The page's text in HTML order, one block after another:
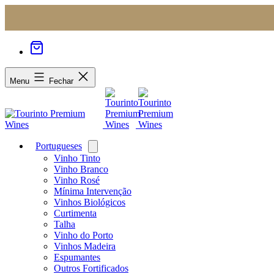
Menu Fechar
Portugueses
menu
Vinho Tinto
Vinho Branco
Vinho Rosé
Mínima Intervenção
Vinhos Biológicos
Curtimenta
Talha
Vinho do Porto
Vinhos Madeira
Espumantes
Outros Fortificados